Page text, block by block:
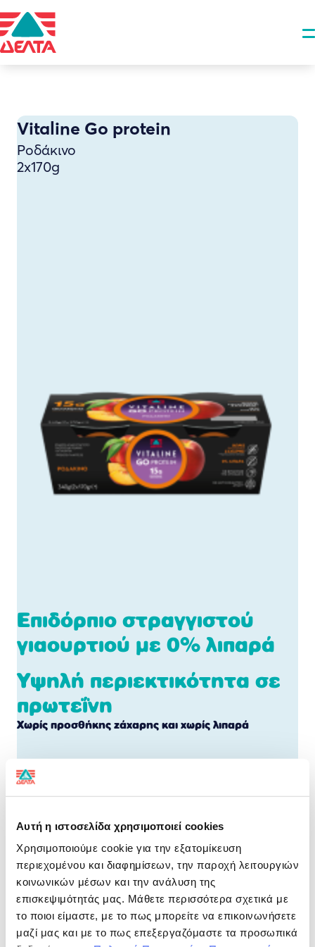
Αυτή η ιστοσελίδα χρησιμοποιεί cookies
Χρησιμοποιούμε cookie για την εξατομίκευση
περιεχομένου και διαφημίσεων, την παροχή λειτουργιών
κοινωνικών μέσων και την ανάλυση της
επισκεψιμότητάς μας. Μάθετε περισσότερα σχετικά με
το ποιοι είμαστε, με το πως μπορείτε να επικοινωνήσετε
μαζί μας και με το πως επεξεργαζόμαστε τα προσωπικά
Vitaline Go protein
Ροδάκινο
2x170g
Επιδόρπιο στραγγιστού
γιαουρτιού με 0% λιπαρά
Υψηλή περιεκτικότητα σε
πρωτεΐνη
Χωρίς προσθήκης ζάχαρης και χωρίς λιπαρά
Για σένα!
Πλούσια γεύση στραγγιστού γιαουρτιού με 15g
σε μοναδικούς γευστικούς συνδυασμούς, για απόλαυση
ΔΙΑΤΡΟΦΙΚΗ ΔΗΛΩΣΗ
ανά 100 g
Ενέργεια
237kj/56kcal
Λιπαρά
0g